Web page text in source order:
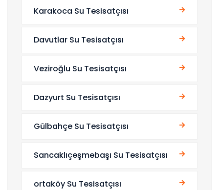
Karakoca Su Tesisatçısı
Davutlar Su Tesisatçısı
Veziroğlu Su Tesisatçısı
Dazyurt Su Tesisatçısı
Gülbahçe Su Tesisatçısı
Sancaklıçeşmebaşı Su Tesisatçısı
ortaköy Su Tesisatçısı